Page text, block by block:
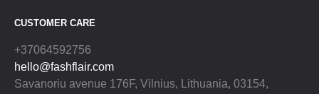
CUSTOMER CARE
+37064592756
hello@fashflair.com
Savanoriu avenue 176F, Vilnius, Lithuania, 03154,